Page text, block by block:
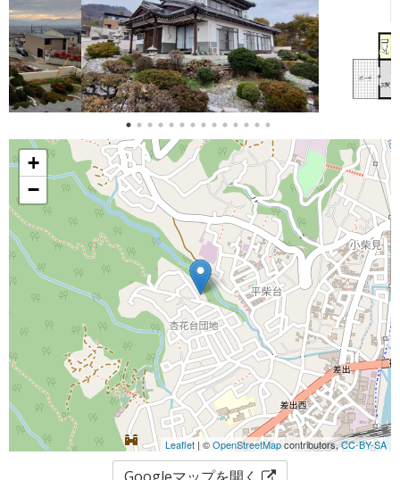
+
−
Leaflet | ©OpenStreetMapcontributors,CC-BY-SA